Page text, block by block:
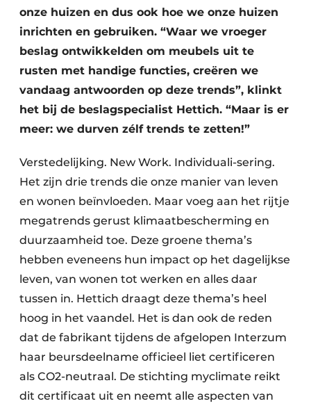
onze huizen en dus ook hoe we onze huizen
inrichten en gebruiken. “Waar we vroeger
beslag ontwikkelden om meubels uit te
rusten met handige functies, creëren we
vandaag antwoorden op deze trends”, klinkt
het bij de beslagspecialist Hettich. “Maar is er
meer: we durven zélf trends te zetten!”
Verstedelijking. New Work. Individuali-sering.
Het zijn drie trends die onze manier van leven
en wonen beïnvloeden. Maar voeg aan het rijtje
megatrends gerust klimaatbescherming en
duurzaamheid toe. Deze groene thema’s
hebben eveneens hun impact op het dagelijkse
leven, van wonen tot werken en alles daar
tussen in. Hettich draagt deze thema’s heel
hoog in het vaandel. Het is dan ook de reden
dat de fabrikant tijdens de afgelopen Interzum
haar beursdeelname officieel liet certificeren
als CO2-neutraal. De stichting myclimate reikt
dit certificaat uit en neemt alle aspecten van